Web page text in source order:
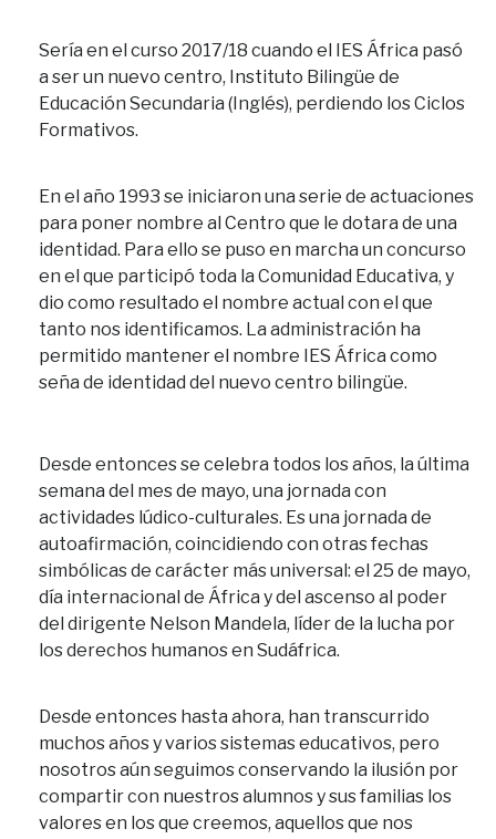
Sería en el curso 2017/18 cuando el IES África pasó
a ser un nuevo centro, Instituto Bilingüe de
Educación Secundaria (Inglés), perdiendo los Ciclos
Formativos.
En el año 1993 se iniciaron una serie de actuaciones
para poner nombre al Centro que le dotara de una
identidad. Para ello se puso en marcha un concurso
en el que participó toda la Comunidad Educativa, y
dio como resultado el nombre actual con el que
tanto nos identificamos. La administración ha
permitido mantener el nombre IES África como
seña de identidad del nuevo centro bilingüe.
Desde entonces se celebra todos los años, la última
semana del mes de mayo, una jornada con
actividades lúdico-culturales. Es una jornada de
autoafirmación, coincidiendo con otras fechas
simbólicas de carácter más universal: el 25 de mayo,
día internacional de África y del ascenso al poder
del dirigente Nelson Mandela, líder de la lucha por
los derechos humanos en Sudáfrica.
Desde entonces hasta ahora, han transcurrido
muchos años y varios sistemas educativos, pero
nosotros aún seguimos conservando la ilusión por
compartir con nuestros alumnos y sus familias los
valores en los que creemos, aquellos que nos